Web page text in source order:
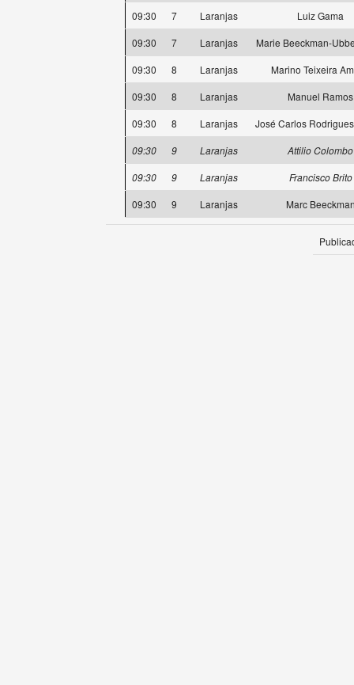
09:30
7 Laranjas
Luiz Gama
09:30
7 Laranjas
Marie Beeckman-
09:30
8 Laranjas
Marino Teixeira
09:30
8 Laranjas
Manuel Ramos
09:30
8 Laranjas
José Carlos
09:30
9 Laranjas
Attilio Colombo
09:30
9 Laranjas
Francisco Brito
09:30
9 Laranjas Marc